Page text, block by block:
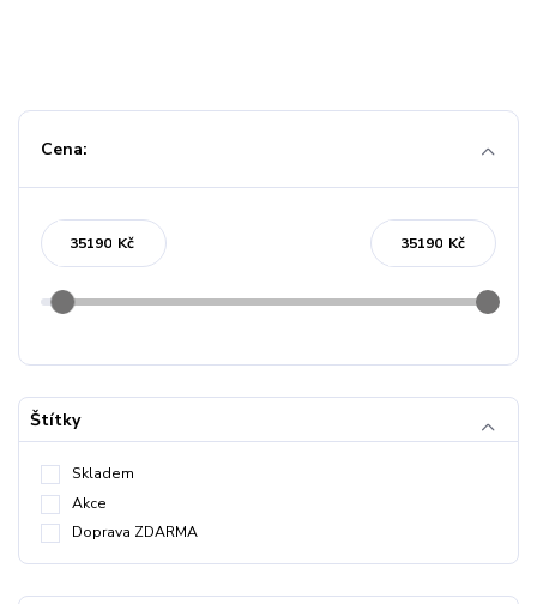
Cena:
Kč Kč
Štítky
Skladem
Akce
Doprava ZDARMA